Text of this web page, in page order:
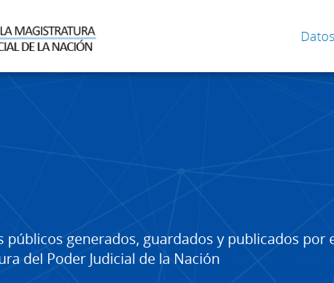
Datos
públicos generados, guardados y publicados por
del Poder Judicial de la Nación